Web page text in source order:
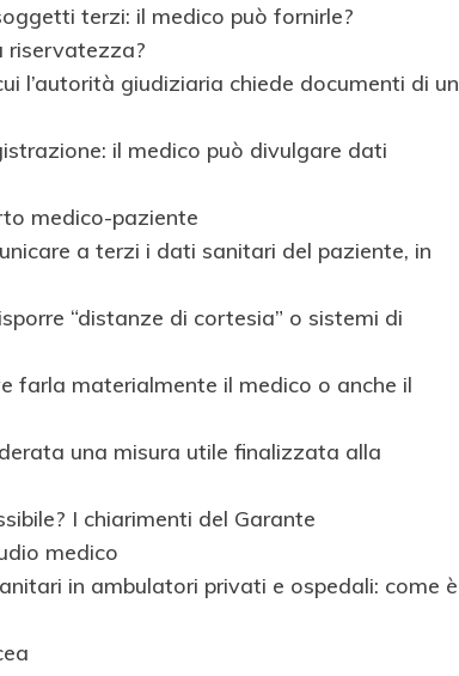
terzi: il medico può fornirle?
riservatezza?
l’autorità giudiziaria chiede documenti di un
il medico può divulgare dati
medico-paziente
a terzi i dati sanitari del paziente, in
“distanze di cortesia” o sistemi di
farla materialmente il medico o anche il
una misura utile finalizzata alla
I chiarimenti del Garante
medico
in ambulatori privati e ospedali: come è